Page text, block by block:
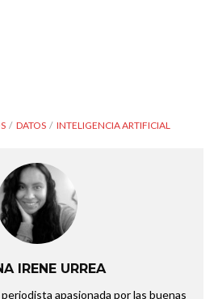
DATOS INTELIGENCIA ARTIFICIAL
IRENE URREA
apasionada por las buenas